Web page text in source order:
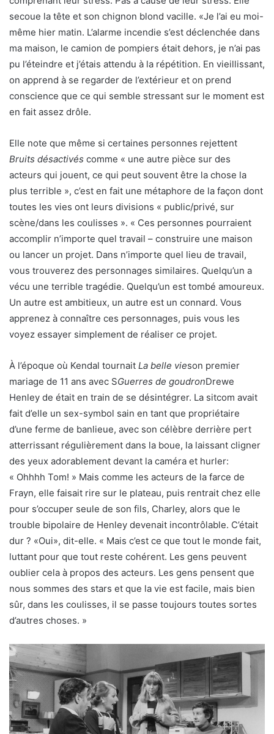
secoue la tête et son chignon blond vacille. «Je l’ai eu moi-
même hier matin. L’alarme incendie s’est déclenchée dans
ma maison, le camion de pompiers était dehors, je n’ai pas
pu l’éteindre et j’étais attendu à la répétition. En vieillissant,
on apprend à se regarder de l’extérieur et on prend
conscience que ce qui semble stressant sur le moment est
en fait assez drôle.
Elle note que même si certaines personnes rejettent
Bruits désactivés comme « une autre pièce sur des
acteurs qui jouent, ce qui peut souvent être la chose la
plus terrible », c’est en fait une métaphore de la façon dont
toutes les vies ont leurs divisions « public/privé, sur
scène/dans les coulisses ». « Ces personnes pourraient
accomplir n’importe quel travail – construire une maison
ou lancer un projet. Dans n’importe quel lieu de travail,
vous trouverez des personnages similaires. Quelqu’un a
vécu une terrible tragédie. Quelqu’un est tombé amoureux.
Un autre est ambitieux, un autre est un connard. Vous
apprenez à connaître ces personnages, puis vous les
voyez essayer simplement de réaliser ce projet.
À l’époque où Kendal tournait La belle vieson premier
mariage de 11 ans avec SGuerres de goudronDrewe
Henley de était en train de se désintégrer. La sitcom avait
fait d’elle un sex-symbol sain en tant que propriétaire
d’une ferme de banlieue, avec son célèbre derrière pert
atterrissant régulièrement dans la boue, la laissant cligner
des yeux adorablement devant la caméra et hurler:
« Ohhhh Tom! » Mais comme les acteurs de la farce de
Frayn, elle faisait rire sur le plateau, puis rentrait chez elle
pour s’occuper seule de son fils, Charley, alors que le
trouble bipolaire de Henley devenait incontrôlable. C’était
dur ? «Oui», dit-elle. « Mais c’est ce que tout le monde fait,
luttant pour que tout reste cohérent. Les gens peuvent
oublier cela à propos des acteurs. Les gens pensent que
nous sommes des stars et que la vie est facile, mais bien
sûr, dans les coulisses, il se passe toujours toutes sortes
d’autres choses. »